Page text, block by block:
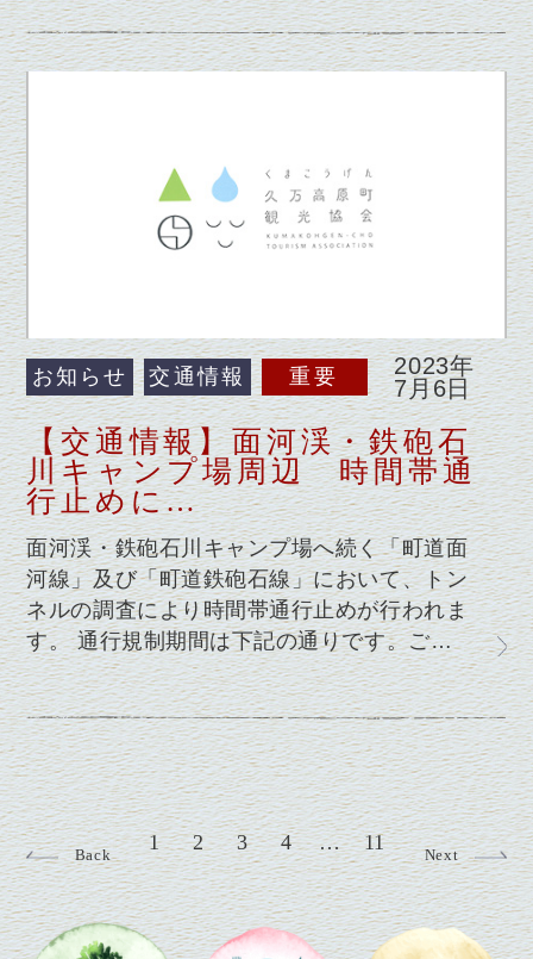
お知らせ 交通情報 重要
2023年
7月6日
【交通情報】面河渓・鉄砲石
川キャンプ場周辺 時間帯通
行止めに…
面河渓・鉄砲石川キャンプ場へ続く「町道面
河線」及び「町道鉄砲石線」において、トン
ネルの調査により時間帯通行止めが行われま
す。 通行規制期間は下記の通りです。ご…
Back
1 2 3 4 … 11
Next